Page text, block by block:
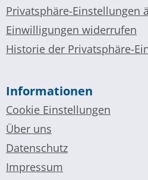
Privatsphäre-Einstellungen
Einwilligungen widerrufen
Historie der Privatsphäre-
Informationen
Cookie Einstellungen
Über uns
Datenschutz
Impressum